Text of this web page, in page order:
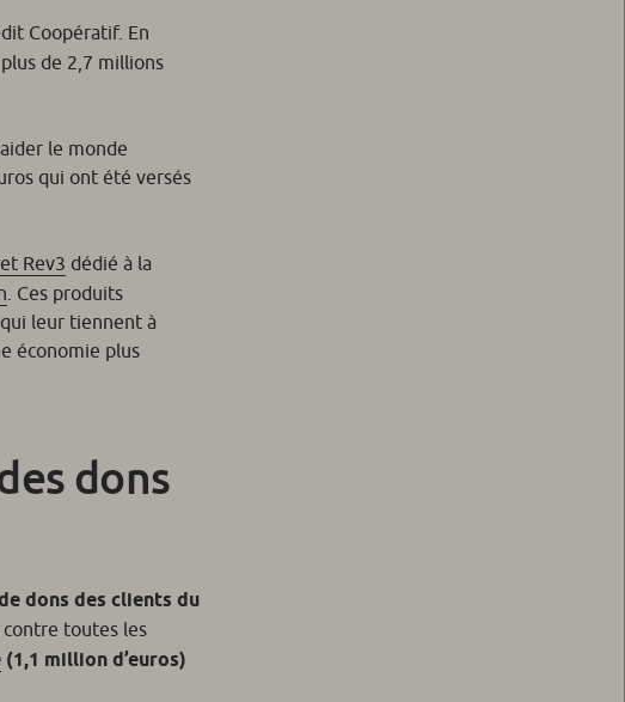
Coopératif. En
de 2,7 millions
le monde
qui ont été versés
Rev3 dédié à la
. Ces produits
leur tiennent à
économie plus
dons
dons des clients du
contre toutes les
(1,1 million d’euros)